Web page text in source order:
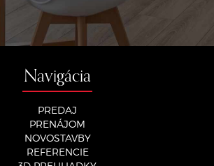
Navigácia
PREDAJ
PRENÁJOM
NOVOSTAVBY
REFERENCIE